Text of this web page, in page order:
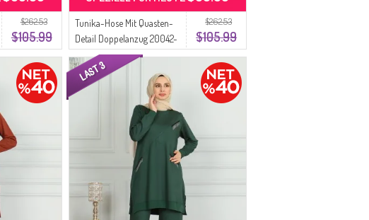
$262.53
$105.99
$262.53
$105.99
Tunika-Hose Mit Quasten-
Detail Doppelanzug 20042-
09 Pflaume